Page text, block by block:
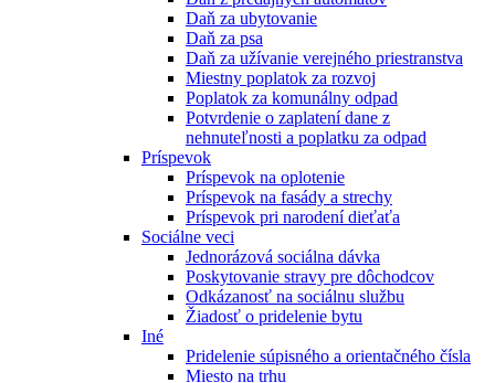
Daň za ubytovanie
Daň za psa
Daň za užívanie verejného priestranstva
Miestny poplatok za rozvoj
Poplatok za komunálny odpad
Potvrdenie o zaplatení dane z
nehnuteľnosti a poplatku za odpad
Príspevok
Príspevok na oplotenie
Príspevok na fasády a strechy
Príspevok pri narodení dieťaťa
Sociálne veci
Jednorázová sociálna dávka
Poskytovanie stravy pre dôchodcov
Odkázanosť na sociálnu službu
Žiadosť o pridelenie bytu
Iné
Pridelenie súpisného a orientačného čísla
Miesto na trhu